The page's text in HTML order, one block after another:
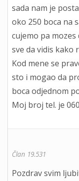
sada nam je
oko 250 boca na
cujemo pa
sve da vidis kako
Kod mene se
sto i mogao da
boca odjednom
Moj broj tel. je
Član 19.531
Pozdrav svim